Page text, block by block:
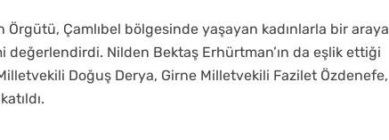
Örgütü, Çamlıbel bölgesinde yaşayan kadınlarla bir araya
Nilden Bektaş Erhürtman’ın da eşlik ettiği
Doğuş Derya, Girne Milletvekili Fazilet Özdenefe,